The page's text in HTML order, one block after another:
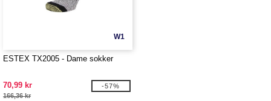
W1
ESTEX TX2005 - Dame sokker
70,99 kr
166,36 kr
-57%